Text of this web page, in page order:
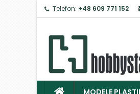
Telefon: +48 609 771 152
MODELE